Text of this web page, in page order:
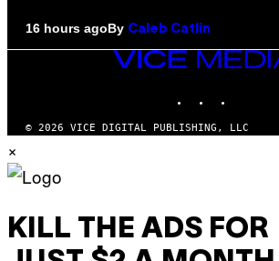
16 hours agoBy Caleb Catlin
VICE
MEDIA
© 2026 VICE DIGITAL PUBLISHING, LLC
×
KILL THE ADS FOR